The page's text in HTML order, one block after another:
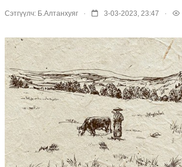
Сэтгүүлч: Б.Алтанхуяг . 3-03-2023, 23:47 .